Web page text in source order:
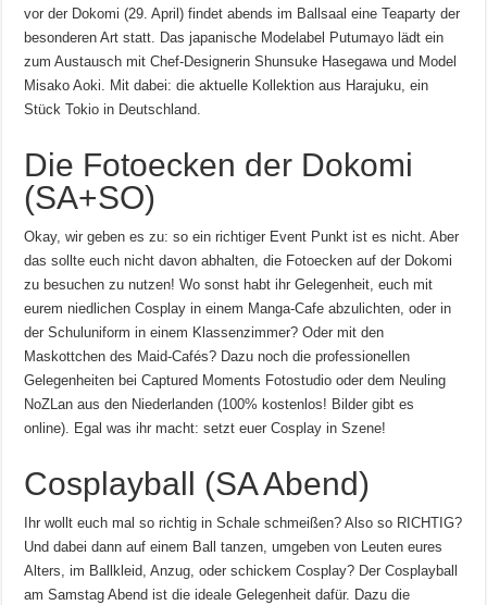
vor der Dokomi (29. April) findet abends im Ballsaal eine Teaparty der
besonderen Art statt. Das japanische Modelabel Putumayo lädt ein
zum Austausch mit Chef-Designerin Shunsuke Hasegawa und Model
Misako Aoki. Mit dabei: die aktuelle Kollektion aus Harajuku, ein
Stück Tokio in Deutschland.
Die Fotoecken der Dokomi
(SA+SO)
Okay, wir geben es zu: so ein richtiger Event Punkt ist es nicht. Aber
das sollte euch nicht davon abhalten, die Fotoecken auf der Dokomi
zu besuchen zu nutzen! Wo sonst habt ihr Gelegenheit, euch mit
eurem niedlichen Cosplay in einem Manga-Cafe abzulichten, oder in
der Schuluniform in einem Klassenzimmer? Oder mit den
Maskottchen des Maid-Cafés? Dazu noch die professionellen
Gelegenheiten bei Captured Moments Fotostudio oder dem Neuling
NoZLan aus den Niederlanden (100% kostenlos! Bilder gibt es
online). Egal was ihr macht: setzt euer Cosplay in Szene!
Cosplayball (SA Abend)
Ihr wollt euch mal so richtig in Schale schmeißen? Also so RICHTIG?
Und dabei dann auf einem Ball tanzen, umgeben von Leuten eures
Alters, im Ballkleid, Anzug, oder schickem Cosplay? Der Cosplayball
am Samstag Abend ist die ideale Gelegenheit dafür. Dazu die